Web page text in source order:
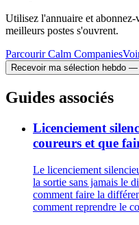
Utilisez l'annuaire et
meilleurs postes s'ouvrent.
Parcourir Calm Companies
Recevoir ma sélection hebdo —
Guides associés
Licenciement
coureurs et que
Le licenciement
la sortie sans jamais le
comment faire la
comment reprendre le